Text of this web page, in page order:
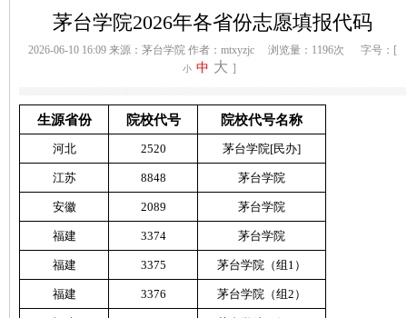
茅台学院2026年各省份志愿填报代码
2026-06-10 16:09 来源：茅台学院 作者：mtxyzjc 浏览量：1196次 字号：[
小 中 大 ]
生源省份 院校代号 院校代号名称
河北 2520 茅台学院[民办]
江苏 8848 茅台学院
安徽 2089 茅台学院
福建 3374 茅台学院
福建 3375 茅台学院（组1）
福建 3376 茅台学院（组2）